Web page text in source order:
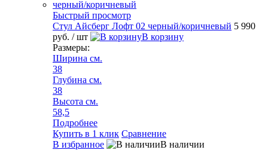
Быстрый просмотр
Стул Айсберг Лофт 02 черный/коричневый 5 990
руб. / шт
В корзину
Размеры:
Ширина см.
38
Глубина см.
38
Высота см.
58,5
Подробнее
Купить в 1 клик Сравнение
В избранное
В наличии